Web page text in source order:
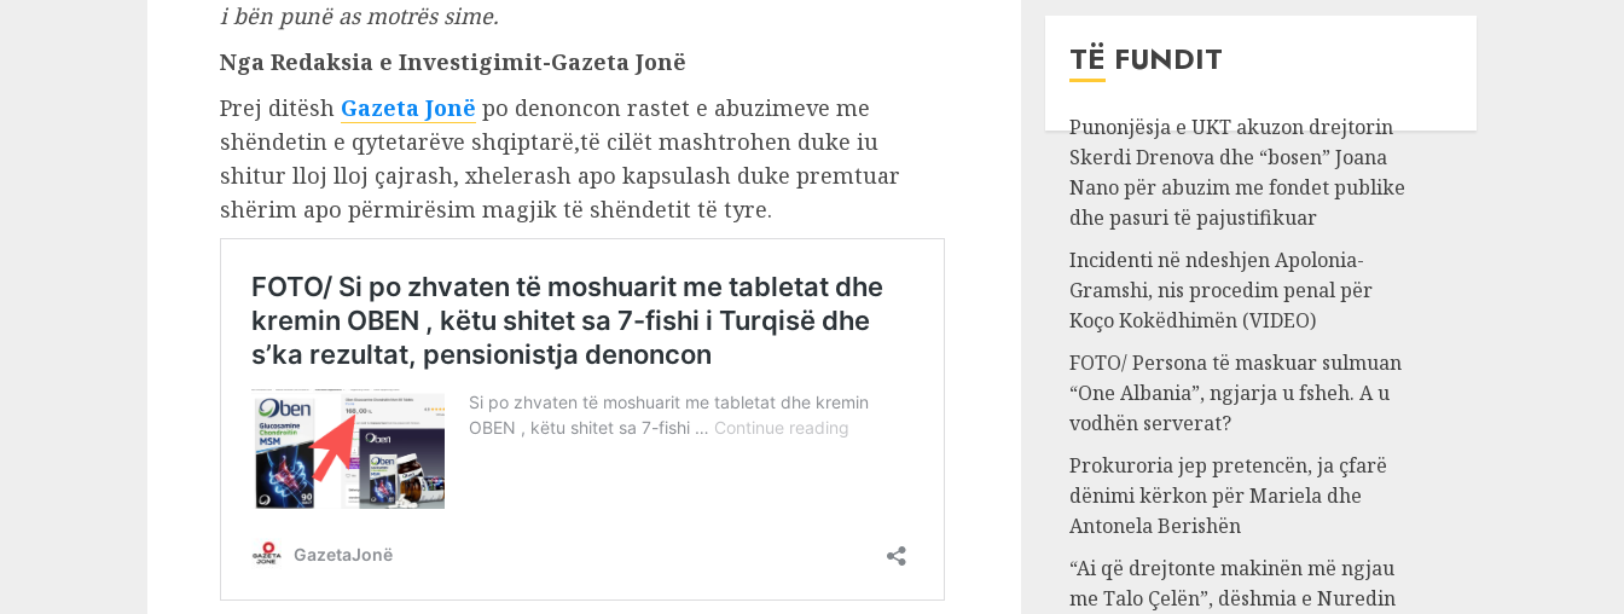
i bën punë as motrës sime.
Nga Redaksia e Investigimit-Gazeta Jonë
Prej ditësh Gazeta Jonë po denoncon rastet e abuzimeve me
shëndetin e qytetarëve shqiptarë,të cilët mashtrohen duke iu
shitur lloj lloj çajrash, xhelerash apo kapsulash duke premtuar
shërim apo përmirësim magjik të shëndetit të tyre.
TË FUNDIT
Punonjësja e UKT akuzon drejtorin
Skerdi Drenova dhe “bosen” Joana
Nano për abuzim me fondet publike
dhe pasuri të pajustifikuar
Incidenti në ndeshjen Apolonia-
Gramshi, nis procedim penal për
Koço Kokëdhimën (VIDEO)
FOTO/ Persona të maskuar sulmuan
“One Albania”, ngjarja u fsheh. A u
vodhën serverat?
Prokuroria jep pretencën, ja çfarë
dënimi kërkon për Mariela dhe
Antonela Berishën
“Ai që drejtonte makinën më ngjau
me Talo Çelën”, dëshmia e Nuredin